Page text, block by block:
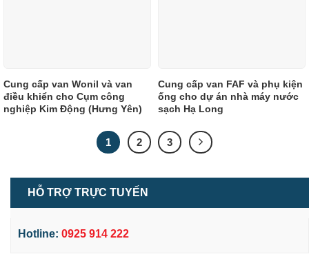
HỖ TRỢ TRỰC TUYẾN
Hotline: 0925 914 222
Cung cấp van Wonil và van
điều khiển cho Cụm công
nghiệp Kim Động (Hưng Yên)
Cung cấp van FAF và phụ kiện
ống cho dự án nhà máy nước
sạch Hạ Long
1 2 3